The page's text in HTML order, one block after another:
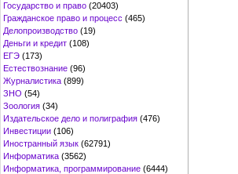
Государство и право (20403)
Гражданское право и процесс (465)
Делопроизводство (19)
Деньги и кредит (108)
ЕГЭ (173)
Естествознание (96)
Журналистика (899)
ЗНО (54)
Зоология (34)
Издательское дело и полиграфия (476)
Инвестиции (106)
Иностранный язык (62791)
Информатика (3562)
Информатика, программирование (6444)